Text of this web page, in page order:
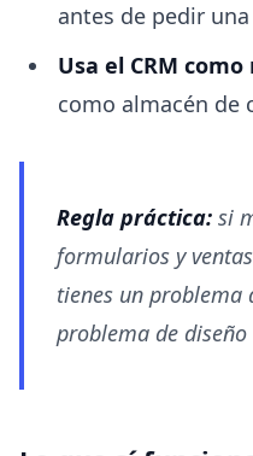
antes de pedir
Usa el CRM
como almacén de
Regla práctica: si
formularios y
tienes un problema
problema de